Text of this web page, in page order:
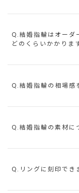
Q.結婚指輪はオーダ
どのくらいかかりま
Q.結婚指輪の相場感
Q.結婚指輪の素材に
Q.リングに刻印でき